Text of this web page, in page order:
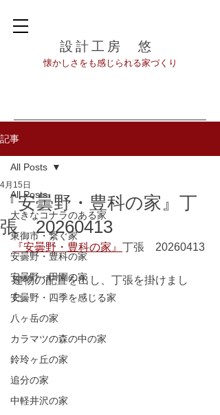
設計工房 悠
​懐かしさをも感じられる家づくり
記事
All Posts
大きなコナラのある家
東御市・繋ぐ家
安曇野・豊科の家
安曇野・田園の家
安曇野・四季を感じる家
八ヶ岳の家
カラマツの森の中の家
鈴玲ヶ丘の家
追分の家
中軽井沢の家
All Posts
『安曇野・豊科の家』丁
張 20260413
4月15日
『安曇野・豊科の家』 丁張　20260413
建物の配置を出し、丁張を掛けまし
た。